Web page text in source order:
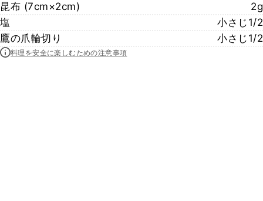
昆布 (7cm×2cm)
2g
塩
小さじ1/2
鷹の爪輪切り
小さじ1/2
料理を安全に楽しむための注意事項